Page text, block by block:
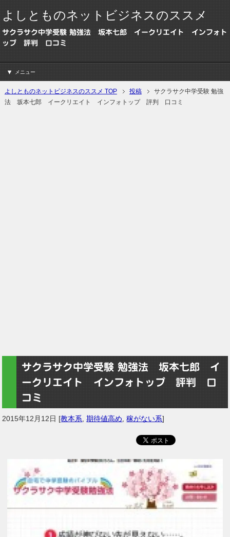
よしとものネットビジネスのススメ
サクラサク中学受験 勉強法 坂本七郎 イークリエイト インフォト
ップ 評判 口コミ
メニュー
よしとものネットビジネスのススメ TOP 投稿
サクラサク中学受験 勉強
法 坂本七郎 イークリエイト インフォトップ 評判 口コミ
サクラサク中学受験 勉強法 坂本七郎 イ
ークリエイト インフォトップ 評判 口
コミ
2015年12月12日 [教本系 ,期待値高め ,稼がない系]